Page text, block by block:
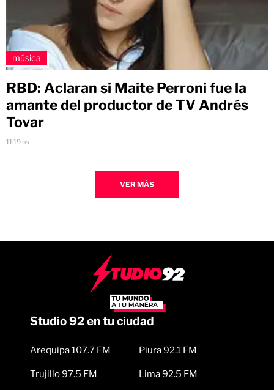
música
RBD: Aclaran si Maite Perroni fue la
amante del productor de TV Andrés
Tovar
11:19 hs
VER MÁS
Studio 92 en tu ciudad
Arequipa 107.7 FM
Trujillo 97.5 FM
Piura 92.1 FM
Lima 92.5 FM